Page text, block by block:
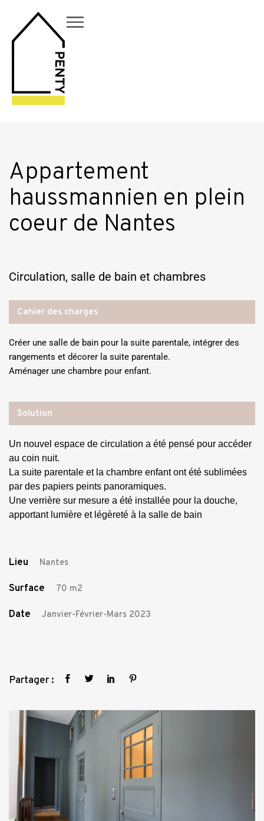
Appartement
haussmannien en plein
coeur de Nantes
Circulation, salle de bain et chambres
Cahier des charges
Créer une salle de bain pour la suite parentale, intégrer des
rangements et décorer la suite parentale.
Aménager une chambre pour enfant.
Solution
Un nouvel espace de circulation a été pensé pour accéder
au coin nuit.
La suite parentale et la chambre enfant ont été sublimées
par des papiers peints panoramiques.
Une verrière sur mesure a été installée pour la douche,
apportant lumière et légèreté à la salle de bain
Lieu Nantes
Surface 70 m2
Date Janvier-Février-Mars 2023
Partager :